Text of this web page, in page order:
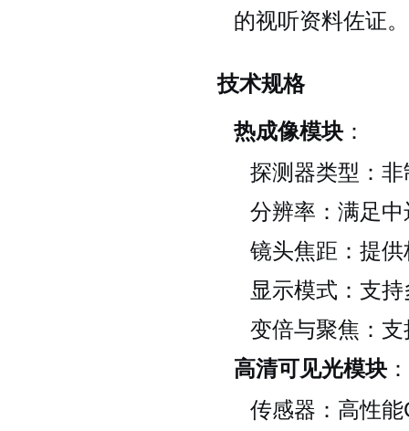
的视听资料佐证。
技术规格
热成像模块 ：
探测器类型：
分辨率：满足
镜头焦距：提
显示模式：支
变倍与聚焦：
高清可见光模块 ：
传感器：高性